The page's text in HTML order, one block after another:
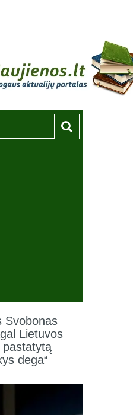
Svobonas
Lietuvos
pastatytą
dega“